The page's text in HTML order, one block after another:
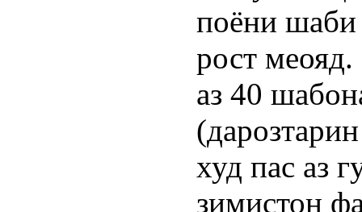
поёни шаби
рост
аз 40
худ пас аз
зимистон